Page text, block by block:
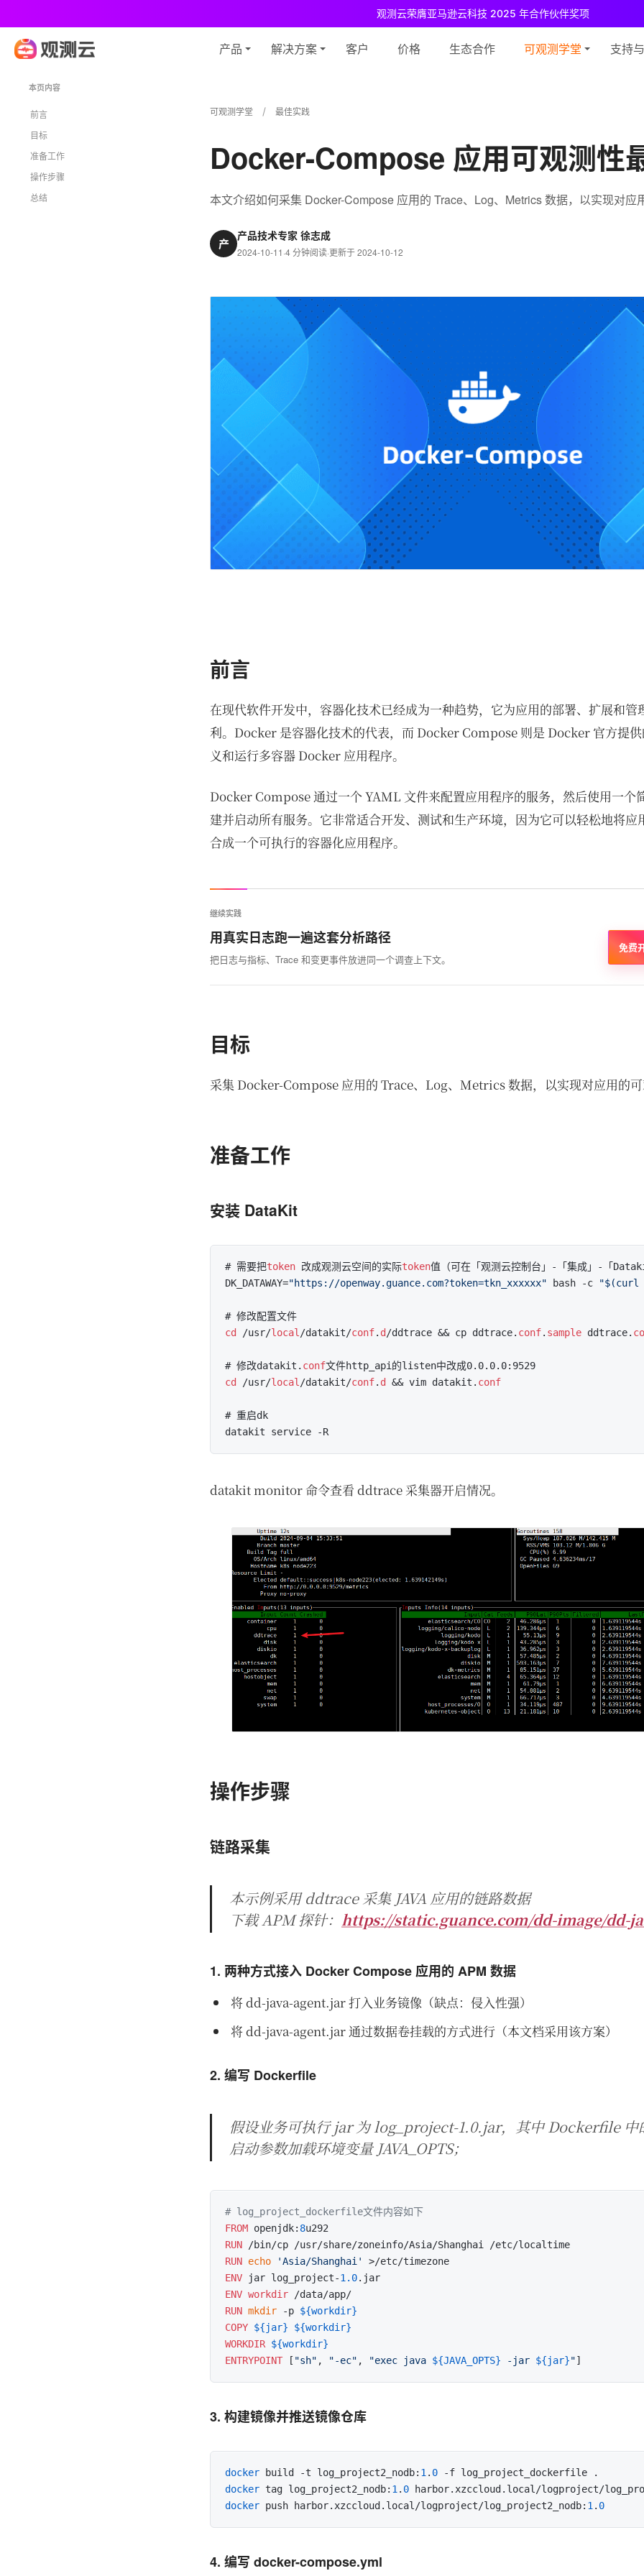
观测云荣膺亚马逊云科技 2025 年合作伙伴奖项
观测云免费版现已推出！ 专为中小团队与个人开发者设计，立享强大可观
产品 解决方案 客户 价格 生态合作 可观测学堂 支持
可观测学堂 最佳实践
Docker-Compose 应用可观测性
本文介绍如何采集 Docker-Compose 应用的 Trace、Log、Metrics 数据，以实现对应
产
产品技术专家 徐志成
2024-10-11 ·4 分钟阅读·更新于 2024-10-12
本页内容
前言
目标
准备工作
操作步骤
总结
前言
在现代软件开发中，容器化技术已经成为一种趋势，它为应用的部署、扩展和管
利。Docker 是容器化技术的代表，而 Docker Compose 则是 Docker 官方提
义和运行多容器 Docker 应用程序。
Docker Compose 通过一个 YAML 文件来配置应用程序的服务，然后使用一个
建并启动所有服务。它非常适合开发、测试和生产环境，因为它可以轻松地将应
合成一个可执行的容器化应用程序。
继续实践
用真实日志跑一遍这套分析路径
把日志与指标、Trace 和变更事件放进同一个调查上下文。
免费
目标
采集 Docker-Compose 应用的 Trace、Log、Metrics 数据，以实现对应用的
准备工作
安装 DataKit
# 需要把token 改成观测云空间的实际token值（可在「观测云控制台」-「集成」-「
DK_DATAWAY="https://openway.guance.com?token=tkn_xxxxxx" bash -c "$(curl
cd
/usr/local /datakit/conf. d /ddtrace && cp ddtrace. conf. sample ddtrace.
# 修改datakit. conf
cd
/usr/local /datakit/conf. d && vim datakit. conf
# 重启dk
datakit monitor 命令查看 ddtrace 采集器开启情况。
操作步骤
链路采集
本示例采用 ddtrace 采集 JAVA 应用的链路数据
下载 APM 探针： https://static.guance.com/dd-image/dd-
1. 两种方式接入 Docker Compose 应用的 APM 数据
将 dd-java-agent.jar 打入业务镜像（缺点：侵入性强）
将 dd-java-agent.jar 通过数据卷挂载的方式进行（本文档采用该方案）
2. 编写 Dockerfile
假设业务可执行 jar 为 log_project-1.0.jar，其中 Dockerfile 中
启动参数加载环境变量 JAVA_OPTS；
# log_project_dockerfile文件内容如下
FROM openjdk: 8
RUN /bin/cp /usr/share/zoneinfo/Asia/Shanghai /etc/localtime
RUN echo 'Asia/Shanghai'
>/etc/timezone
ENV jar log_project-1.0
ENV workdir /data/app/
RUN mkdir -p ${workdir}
COPY ${jar}
${workdir}
WORKDIR ${workdir}
ENTRYPOINT [ "sh" , "-ec" , "exec java ${JAVA_OPTS} -jar ${jar}"]
3. 构建镜像并推送镜像仓库
docker build -t log_project2_nodb: 1. 0
docker tag log_project2_nodb: 1. 0 harbor.xzccloud.local/logproject/
docker push harbor.xzccloud.local/logproject/log_project2_nodb: 1. 0
4. 编写 docker-compose.yml